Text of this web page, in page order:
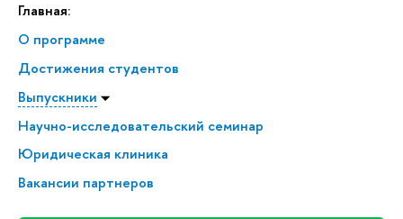
Главная:
О программе
Достижения студентов
Выпускники
Научно-исследовательский семинар
Юридическая клиника
Вакансии партнеров